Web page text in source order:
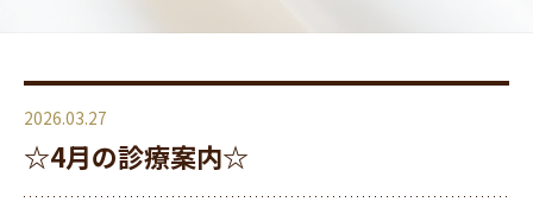
2026.03.27
☆4月の診療案内☆